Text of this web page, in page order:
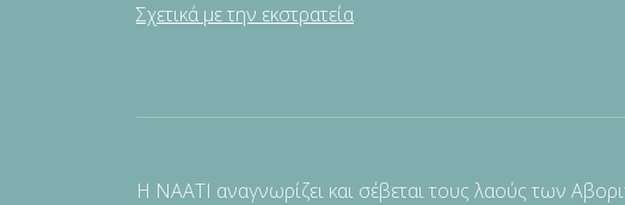
Σχετικά με την εκστρατεία
Η NAATI αναγνωρίζει και σέβεται τους λαούς των